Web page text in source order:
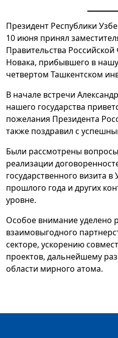
Президент Республики
10 июня принял
Правительства
Новака, прибывшего в нашу
четвертом Ташкентском
В начале встречи
нашего государства
пожелания Президента
также поздравил с
Были рассмотрены
реализации
государственного визита в
прошлого года и других
уровне.
Особое внимание уделено
взаимовыгодного
секторе, ускорению
проектов, дальнейшему
области мирного атома.